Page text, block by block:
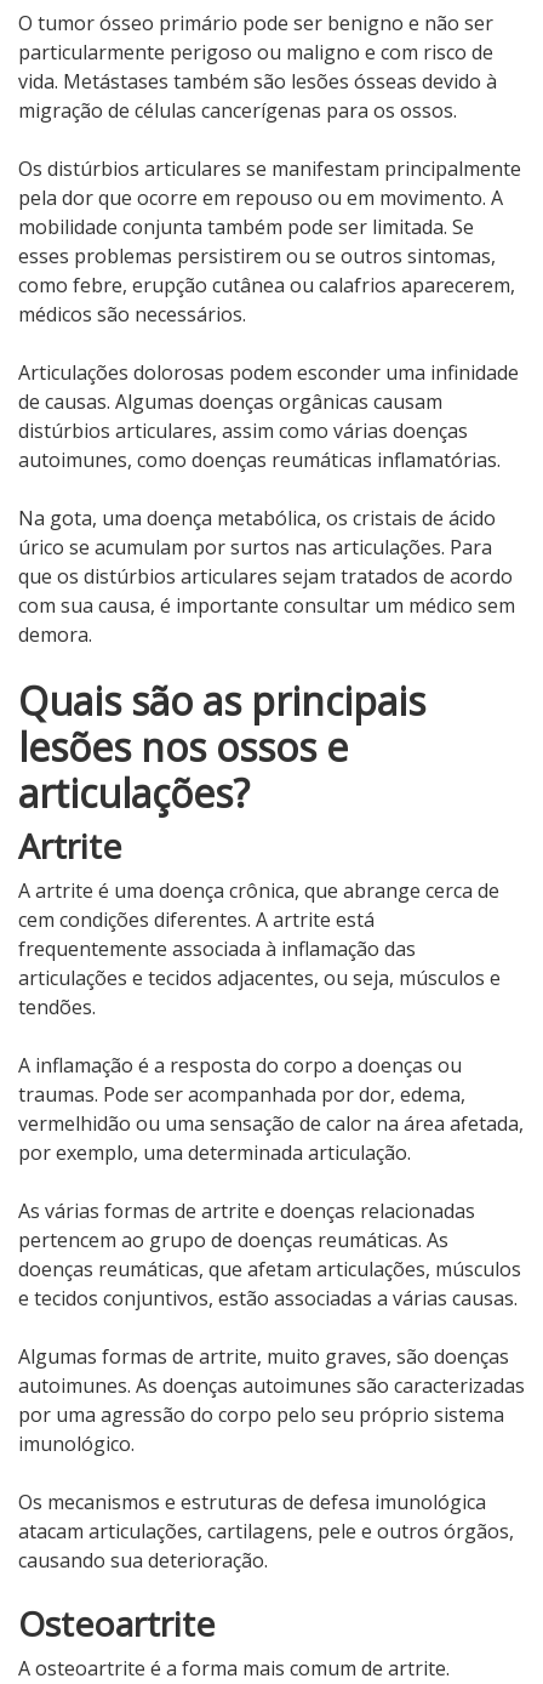
O tumor ósseo primário pode ser benigno e não ser
particularmente perigoso ou maligno e com risco de
vida. Metástases também são lesões ósseas devido à
migração de células cancerígenas para os ossos.
Os distúrbios articulares se manifestam principalmente
pela dor que ocorre em repouso ou em movimento. A
mobilidade conjunta também pode ser limitada. Se
esses problemas persistirem ou se outros sintomas,
como febre, erupção cutânea ou calafrios aparecerem,
médicos são necessários.
Articulações dolorosas podem esconder uma infinidade
de causas. Algumas doenças orgânicas causam
distúrbios articulares, assim como várias doenças
autoimunes, como doenças reumáticas inflamatórias.
Na gota, uma doença metabólica, os cristais de ácido
úrico se acumulam por surtos nas articulações. Para
que os distúrbios articulares sejam tratados de acordo
com sua causa, é importante consultar um médico sem
demora.
Quais são as principais
lesões nos ossos e
articulações?
Artrite
A artrite é uma doença crônica, que abrange cerca de
cem condições diferentes. A artrite está
frequentemente associada à inflamação das
articulações e tecidos adjacentes, ou seja, músculos e
tendões.
A inflamação é a resposta do corpo a doenças ou
traumas. Pode ser acompanhada por dor, edema,
vermelhidão ou uma sensação de calor na área afetada,
por exemplo, uma determinada articulação.
As várias formas de artrite e doenças relacionadas
pertencem ao grupo de doenças reumáticas. As
doenças reumáticas, que afetam articulações, músculos
e tecidos conjuntivos, estão associadas a várias causas.
Algumas formas de artrite, muito graves, são doenças
autoimunes. As doenças autoimunes são caracterizadas
por uma agressão do corpo pelo seu próprio sistema
imunológico.
Os mecanismos e estruturas de defesa imunológica
atacam articulações, cartilagens, pele e outros órgãos,
causando sua deterioração.
Osteoartrite
A osteoartrite é a forma mais comum de artrite.